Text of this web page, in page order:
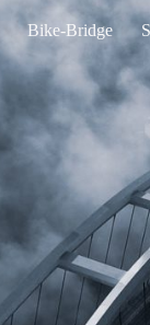
Skip to
Bike-Bridge